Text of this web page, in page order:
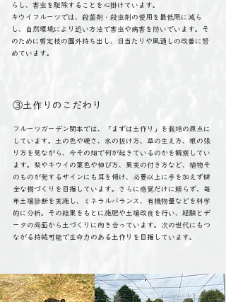
らし、害虫を駆除することを心掛けています。
キウイフルーツでは、殺菌剤・殺虫剤の使用を最低限に減ら
し、自然環境により近い方法で害虫や病害を防いでいます。そ
のために剪定枝の園外持ち出し、日当たりや風通しの改善に努
めています。
③土作りのこだわり
フルーツガーデン関本では、「まずは土作り」を栽培の原点に
しています。土の色や硬さ、水の抜け方、草の生え方、根の張
り方を見ながら、今その畑で何が起きているのかを観察してい
ます。梨やキウイの葉色や伸び方、果実の付き方など、植物そ
のものが発するサインにも耳を傾け、必要以上に手を加えず健
全な樹づくりを目指しています。さらに感覚だけに頼らず、毎
年土壌診断を実施し、ミネラルバランス、有機物量などを科学
的に分析。その結果をもとに施肥や土壌改良を行い、経験とデ
ータの両面から土づくりに向き合っています。次の世代にもつ
ながる持続可能で生命力のある土作りを目指しています。